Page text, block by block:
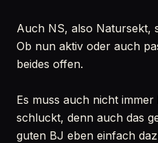
Auch NS, also Natursekt,
Ob nun aktiv oder auch
beides offen.
Es muss auch nicht
schluckt, denn auch das
guten BJ eben einfach